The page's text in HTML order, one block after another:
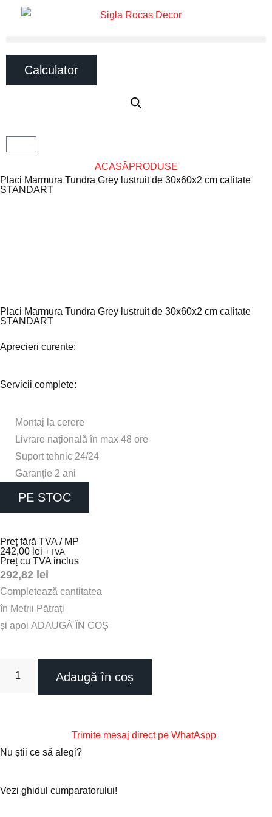
Calculator
ACASĂPRODUSE
Placi Marmura Tundra Grey lustruit de 30x60x2 cm calitate
STANDART
Placi Marmura Tundra Grey lustruit de 30x60x2 cm calitate
STANDART
Aprecieri curente:
Servicii complete:
Montaj la cerere
Livrare națională în max 48 ore
Suport tehnic 24/24
Garanție 2 ani
PE STOC
Preț fără TVA / MP
242,00 lei +TVA
Preț cu TVA inclus
292,82 lei
Completează cantitatea
în Metrii Pătrați
și apoi ADAUGĂ ÎN COȘ
Adaugă în coș
Trimite mesaj direct pe WhatAspp
Nu știi ce să alegi?
Vezi ghidul cumparatorului!